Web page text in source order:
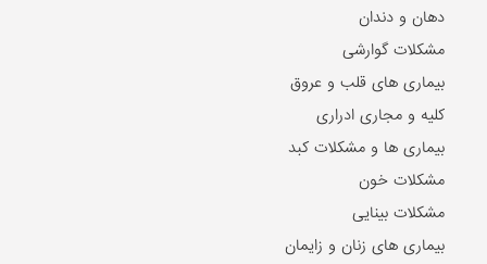
دهان و دندان
مشکلات گوارشی
بیماری های قلب و عروق
کلیه و مجاری ادراری
بیماری ها و مشکلات کبد
مشکلات خون
مشکلات بینایی
بیماری های زنان و زایمان